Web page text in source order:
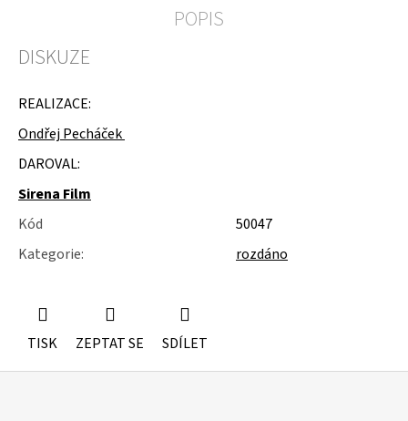
POPIS
DISKUZE
REALIZACE:
Ondřej Pecháček
DAROVAL:
Sirena Film
Kód
50047
Kategorie: rozdáno
TISK ZEPTAT SE SDÍLET
m
NA